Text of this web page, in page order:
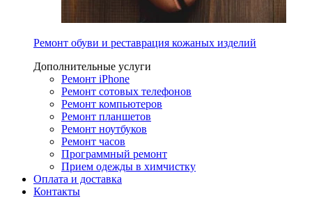
Ремонт обуви и реставрация кожаных изделий
Дополнительные услуги
Ремонт iPhone
Ремонт сотовых телефонов
Ремонт компьютеров
Ремонт планшетов
Ремонт ноутбуков
Ремонт часов
Программный ремонт
Прием одежды в химчистку
Оплата и доставка
Контакты